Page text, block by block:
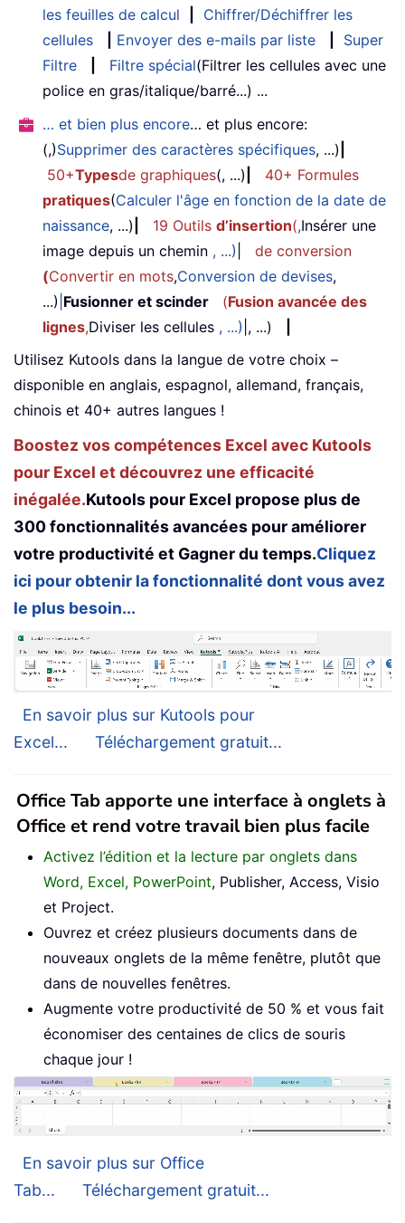
les feuilles de calcul
Chiffrer/Déchiffrer les
cellules
Envoyer des e-mails par liste
Super
Filtre
Filtre spécial(Filtrer les cellules avec une
police en gras/italique/barré...) ...
… et bien plus encore… et plus encore:
(,)Supprimer des caractères spécifiques, ...)
50+Typesde graphiques(, ...)
40+ Formules
pratiques(Calculer l'âge en fonction de la date de
naissance, ...) 19 Outils d’insertion(,Insérer une
image depuis un chemin , ...)
de conversion
(Convertir en mots,Conversion de devises,
...) Fusionner et scinder (Fusion avancée des
lignes,Diviser les cellules , ...) |, ...)
Utilisez Kutools dans la langue de votre choix –
disponible en anglais, espagnol, allemand, français,
chinois et 40+ autres langues !
Boostez vos compétences Excel avec Kutools
pour Excel et découvrez une efficacité
inégalée.Kutools pour Excel propose plus de
300 fonctionnalités avancées pour améliorer
votre productivité et Gagner du temps.Cliquez
ici pour obtenir la fonctionnalité dont vous avez
le plus besoin...
En savoir plus sur Kutools pour
Excel...
Téléchargement gratuit...
Office Tab apporte une interface à onglets à
Office et rend votre travail bien plus facile
Activez l’édition et la lecture par onglets dans
Word, Excel, PowerPoint, Publisher, Access, Visio
et Project.
Ouvrez et créez plusieurs documents dans de
nouveaux onglets de la même fenêtre, plutôt que
dans de nouvelles fenêtres.
Augmente votre productivité de 50 % et vous fait
économiser des centaines de clics de souris
chaque jour !
En savoir plus sur Office
Tab...
Téléchargement gratuit...